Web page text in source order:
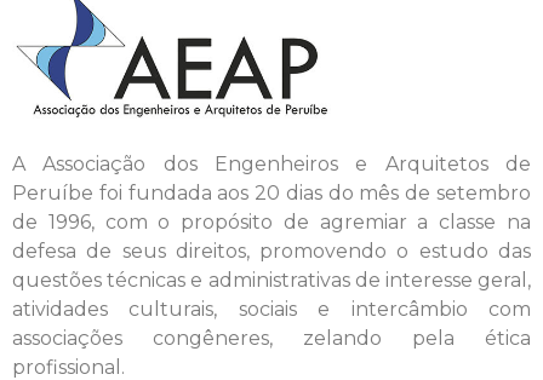
A Associação dos Engenheiros e Arquitetos de
Peruíbe foi fundada aos 20 dias do mês de setembro
de 1996, com o propósito de agremiar a classe na
defesa de seus direitos, promovendo o estudo das
questões técnicas e administrativas de interesse geral,
atividades culturais, sociais e intercâmbio com
associações congêneres, zelando pela ética
profissional.